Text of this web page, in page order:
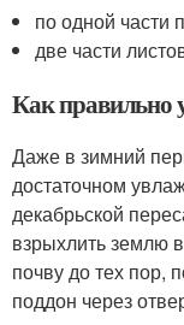
по одной части
две части
Как правильно
Даже в зимний
достаточном
декабрьской
взрыхлить землю
почву до тех пор,
поддон через